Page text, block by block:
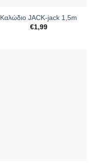
Καλώδιο JACK-jack 1,5m
€1,99